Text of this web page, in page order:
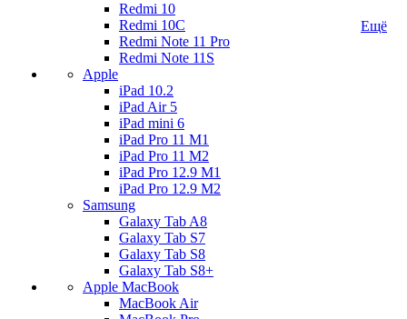
Redmi 10
Redmi 10C
Redmi Note 11 Pro
Redmi Note 11S
Apple
iPad 10.2
iPad Air 5
iPad mini 6
iPad Pro 11 M1
iPad Pro 11 M2
iPad Pro 12.9 M1
iPad Pro 12.9 M2
Samsung
Galaxy Tab A8
Galaxy Tab S7
Galaxy Tab S8
Galaxy Tab S8+
Apple MacBook
MacBook Air
Ещё